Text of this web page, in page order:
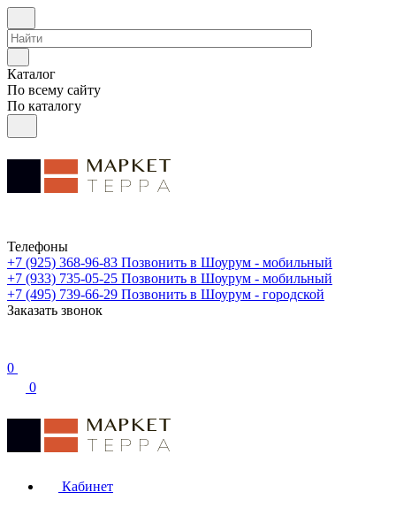
Каталог
По всему сайту
По каталогу
Телефоны
+7 (925) 368-96-83 Позвонить в Шоурум - мобильный
+7 (933) 735-05-25 Позвонить в Шоурум - мобильный
+7 (495) 739-66-29 Позвонить в Шоурум - городской
Заказать звонок
0
0
Кабинет